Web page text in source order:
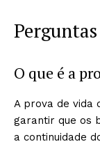
O que é a
A prova de vida
garantir que os
a continuidade